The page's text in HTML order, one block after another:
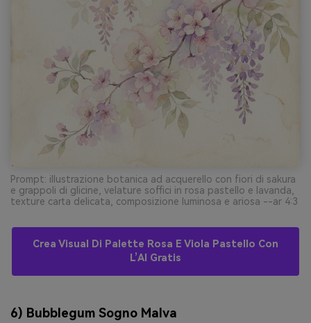
Prompt: illustrazione botanica ad acquerello con fiori di sakura
e grappoli di glicine, velature soffici in rosa pastello e lavanda,
texture carta delicata, composizione luminosa e ariosa --ar 4:3
Crea Visual Di Palette Rosa E Viola Pastello Con
L’AI Gratis
6) Bubblegum Sogno Malva